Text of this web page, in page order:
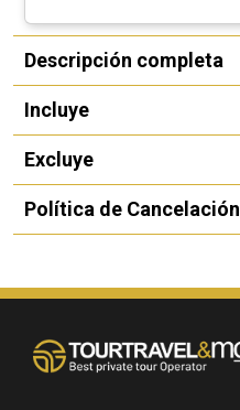
Descripción completa
Incluye
Excluye
Política de Cancelación